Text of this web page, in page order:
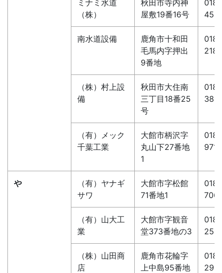
ミナミ水道
（株）
秋田市寺内神
屋敷19番16号
南水道設備
鹿角市十和田
毛馬内字押出
9番地
2180
（株）村上設
備
秋田市大住南
三丁目18番25
号
（有）メック
千葉工業
大館市柄沢字
丸山下27番地
1
9711
や
（有）ヤナギ
サワ
大館市字松館
71番地1
（有）山大工
業
大館市字観音
堂373番地の3
2513
（株）山田商
店
鹿角市花輪字
上中島95番地